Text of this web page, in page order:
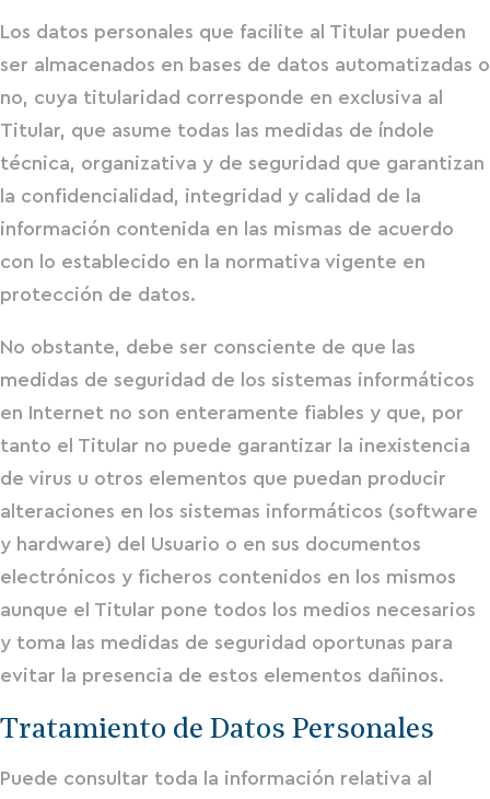
Los datos personales que facilite al Titular pueden
ser almacenados en bases de datos automatizadas o
no, cuya titularidad corresponde en exclusiva al
Titular, que asume todas las medidas de índole
técnica, organizativa y de seguridad que garantizan
la confidencialidad, integridad y calidad de la
información contenida en las mismas de acuerdo
con lo establecido en la normativa vigente en
protección de datos.
No obstante, debe ser consciente de que las
medidas de seguridad de los sistemas informáticos
en Internet no son enteramente fiables y que, por
tanto el Titular no puede garantizar la inexistencia
de virus u otros elementos que puedan producir
alteraciones en los sistemas informáticos (software
y hardware) del Usuario o en sus documentos
electrónicos y ficheros contenidos en los mismos
aunque el Titular pone todos los medios necesarios
y toma las medidas de seguridad oportunas para
evitar la presencia de estos elementos dañinos.
Tratamiento de Datos Personales
Puede consultar toda la información relativa al